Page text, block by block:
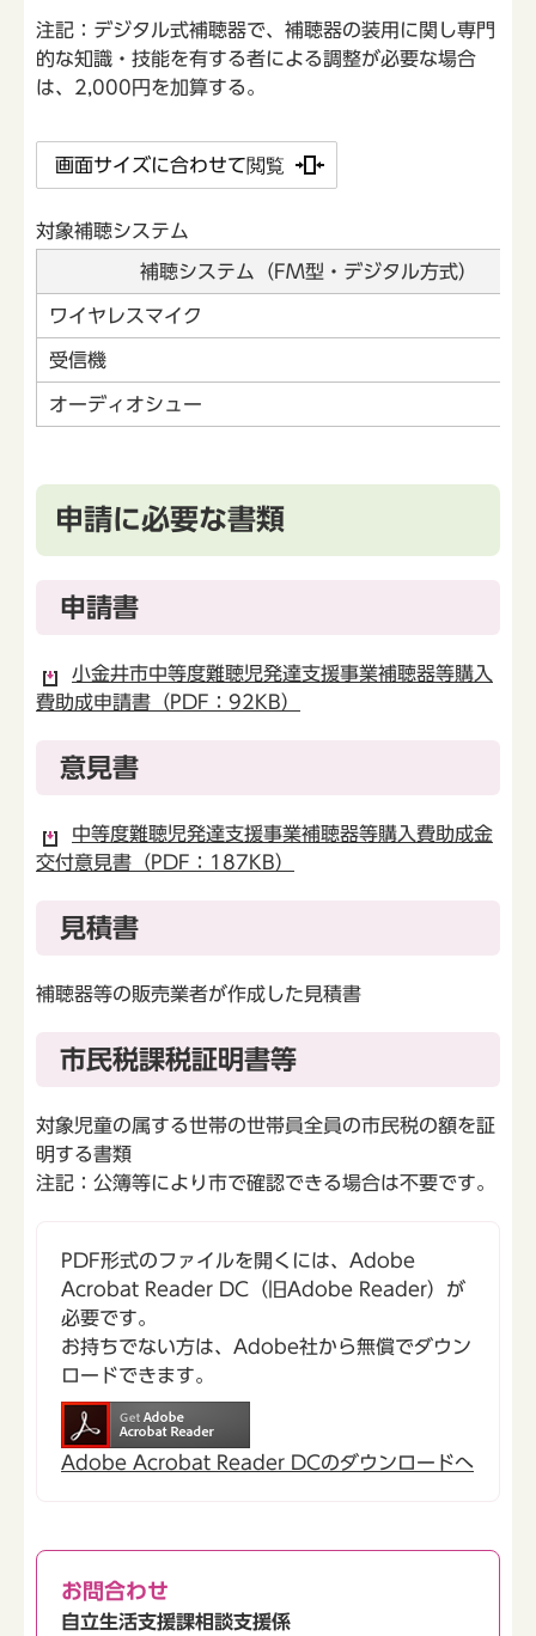
注記：デジタル式補聴器で、補聴器の装用に関し専門
的な知識・技能を有する者による調整が必要な場合
は、2,000円を加算する。
画面サイズに合わせて閲覧
対象補聴システム
補聴システム（FM型・デジタル方式）
ワイヤレスマイク
受信機
オーディオシュー
申請に必要な書類
申請書
小金井市中等度難聴児発達支援事業補聴器等購入
費助成申請書（PDF：92KB）
意見書
中等度難聴児発達支援事業補聴器等購入費助成金
交付意見書（PDF：187KB）
見積書
補聴器等の販売業者が作成した見積書
市民税課税証明書等
対象児童の属する世帯の世帯員全員の市民税の額を証
明する書類
注記：公簿等により市で確認できる場合は不要です。
PDF形式のファイルを開くには、Adobe
Acrobat Reader DC（旧Adobe Reader）が
必要です。
お持ちでない方は、Adobe社から無償でダウン
ロードできます。
Adobe Acrobat Reader DCのダウンロードへ
お問合わせ
自立生活支援課相談支援係